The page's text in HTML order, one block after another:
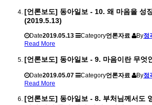
[언론보도] 동아일보 - 10. 왜 마음을 성
(2019.5.13)
Date2019.05.13 Category언론자료 By정
Read More
[언론보도] 동아일보 - 9. 마음이란 무엇
Date2019.05.07 Category언론자료 By정
Read More
[언론보도] 동아일보 - 8. 부처님께서도